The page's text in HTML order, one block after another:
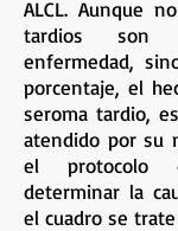
ALCL. Aunque
tardios son
enfermedad,
porcentaje, el
seroma tardio,
atendido por su
el protocolo
determinar la
el cuadro se trate